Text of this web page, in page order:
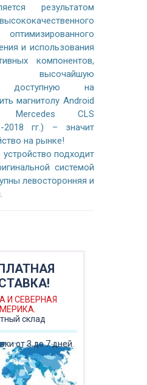
результатом
и использования
компонентов,
высочайшую
доступную на
магнитолу Android
Mercedes CLS
2018 гг.) – значит
на рынке!
устройство подходит
системой
левосторонняя и
И СЕВЕРНАЯ
склад
от 3 до 7 дней.